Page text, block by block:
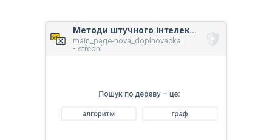
Методи штучного інтелекту: мікс
main_page-nova_doplnovacka
• střední